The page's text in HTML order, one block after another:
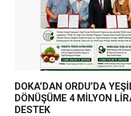
DOKA’DAN ORDU’DA
DÖNÜŞÜME 4 MİLYON
DESTEK